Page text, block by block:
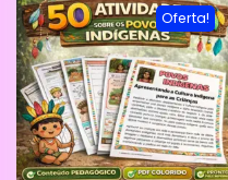
Oferta!